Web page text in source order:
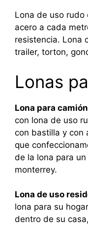
Lona de uso rudo
acero a cada
resistencia. Lona
trailer, torton,
Lonas
Lona para
con lona de uso
con bastilla y con
que
de la lona para
monterrey.
Lona de uso
lona para su
dentro de su